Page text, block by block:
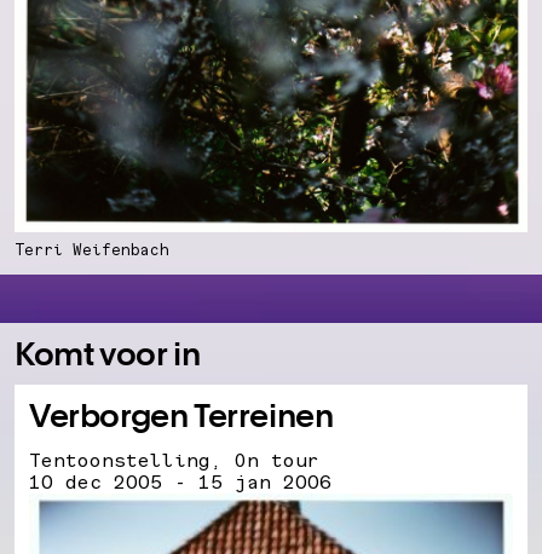
Terri Weifenbach
Komt voor in
Verborgen Terreinen
Tentoonstelling, On tour
10 dec 2005 - 15 jan 2006